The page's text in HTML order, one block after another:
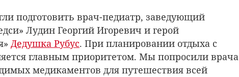
подготовить врач-педиатр, заведующий
Лудин Георгий Игоревич и герой
Дедушка Рубус. При планировании отдыха с
главным приоритетом. Мы попросили врача
медикаментов для путешествия всей